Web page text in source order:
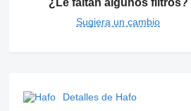
Sugiera un cambio
Detalles de Hafo